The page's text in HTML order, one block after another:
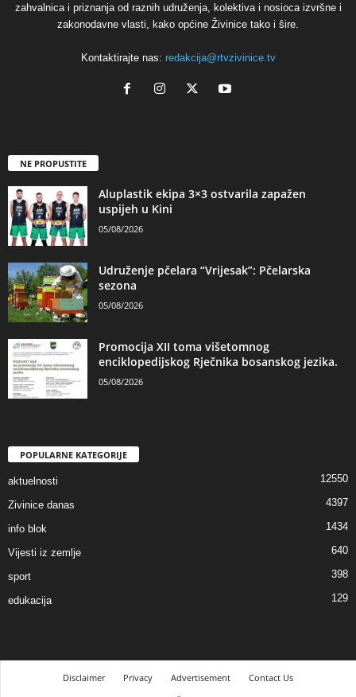
zahvalnica i priznanja od raznih udruženja, kolektiva i nosioca izvršne i
zakonodavne vlasti, kako općine Živinice tako i šire.
Kontaktirajte nas: redakcija@rtvzivinice.tv
NE PROPUSTITE
Aluplastik ekipa 3×3 ostvarila zapažen
uspijeh u Kini
05/08/2026
Udruženje pčelara “Vrijesak”: Pčelarska
sezona
05/08/2026
Promocija XII toma višetomnog
enciklopedijskog Rječnika bosanskog jezika.
05/08/2026
POPULARNE KATEGORIJE
aktuelnosti 12550
Zivinice danas 4397
info blok 1434
Vijesti iz zemlje 640
sport 398
edukacija 129
Disclaimer Privacy Advertisement
Contact Us